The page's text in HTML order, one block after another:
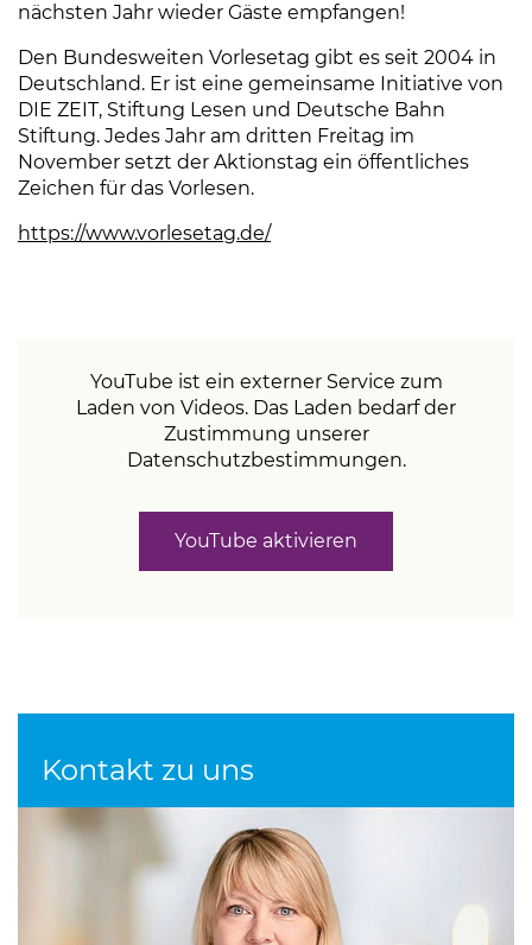
nächsten Jahr wieder Gäste empfangen!
Den Bundesweiten Vorlesetag gibt es seit 2004 in
Deutschland. Er ist eine gemeinsame Initiative von
DIE ZEIT, Stiftung Lesen und Deutsche Bahn
Stiftung. Jedes Jahr am dritten Freitag im
November setzt der Aktionstag ein öffentliches
Zeichen für das Vorlesen.
https://www.vorlesetag.de/(Link öffnet einen neuen
YouTube ist ein externer Service zum
Laden von Videos. Das Laden bedarf der
Zustimmung unserer
Datenschutzbestimmungen.
YouTube aktivieren
Kontakt zu uns